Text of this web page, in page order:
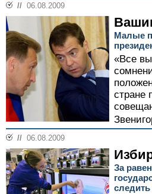
// 06.08.2009
Малые
«Все
стране
// 06.08.2009
За
следить